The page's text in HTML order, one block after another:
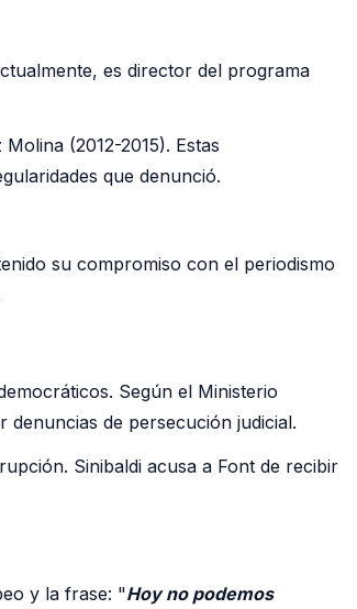
es director del programa
(2012-2015). Estas
que denunció.
su compromiso con el periodismo
Según el Ministerio
de persecución judicial.
Sinibaldi acusa a Font de recibir
y la frase: "Hoy no podemos